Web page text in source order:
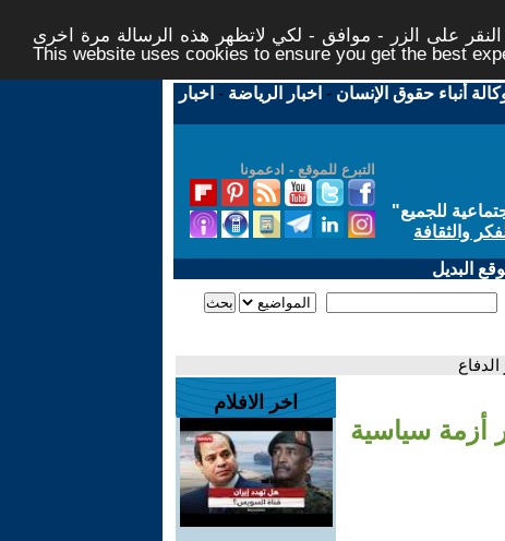
على الزر - موافق - لكي لاتظهر هذه الرسالة مرة اخرى -
This website uses cookies to ensure you get the best
أنباء حقوق الإنسان - اخبار الرياضة - اخبار
التبرع للموقع - ادعمونا
للجميع"
والثقافة
البديل
أزمة سياسية
اخر الافلام